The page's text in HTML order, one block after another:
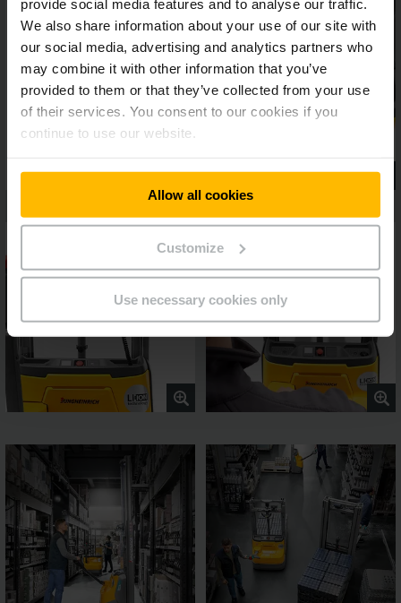
provide social media features and to analyse our traffic.
We also share information about your use of our site with
our social media, advertising and analytics partners who
may combine it with other information that you’ve
provided to them or that they’ve collected from your use
of their services. You consent to our cookies if you
continue to use our website.
Allow all cookies
Customize
Use necessary cookies only